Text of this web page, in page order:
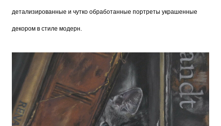
детализированные и чутко обработанные портреты украшенные
декором в стиле модерн.